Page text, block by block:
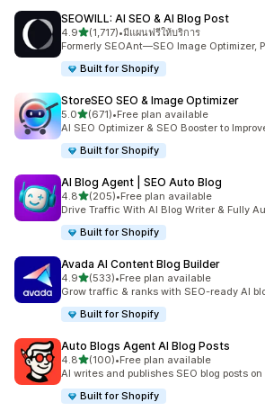
SEOWILL: AI SEO & AI Blog Post
4.9เต็ม 5 ดาว
(1,717)
ทั้งหมด 1717 รีวิว
•มีแผนฟรีให้บริการ
Formerly SEOAnt—SEO Image Optimizer,
Built for Shopify
StoreSEO SEO & Image Optimizer
5.0เต็ม 5 ดาว
(671)
ทั้งหมด 671 รีวิว
•Free plan available
AI SEO Optimizer & SEO Booster to
Built for Shopify
AI Blog Agent | SEO Auto Blog
4.8เต็ม 5 ดาว
(205)
ทั้งหมด 205 รีวิว
•Free plan available
Drive Traffic With AI Blog Writer & Fully
Built for Shopify
Avada AI Content Blog Builder
4.9เต็ม 5 ดาว
(533)
ทั้งหมด 533 รีวิว
•Free plan available
Grow traffic & ranks with SEO-ready AI
Built for Shopify
Auto Blogs Agent AI Blog Posts
4.8เต็ม 5 ดาว
(100)
ทั้งหมด 100 รีวิว
•Free plan available
AI writes and publishes SEO blog posts
Built for Shopify